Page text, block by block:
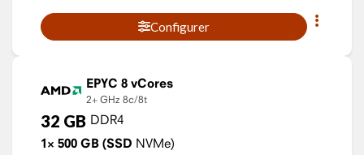
Configurer
EPYC 8 vCores
2+ GHz 8c/8t
32 GB DDR4
1× 500 GB (SSD NVMe)